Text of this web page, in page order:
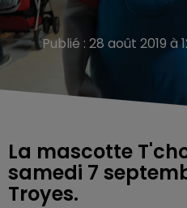
Publié : 28 août 2019 à
La mascotte
samedi 7
Troyes.